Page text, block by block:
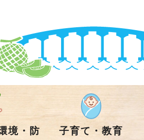
境・防
子育て・教育